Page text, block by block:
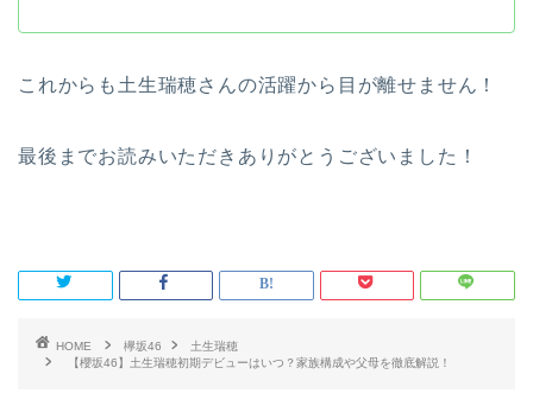
これからも土生瑞穂さんの活躍から目が離せません！
最後までお読みいただきありがとうございました！
HOME 欅坂46
土生瑞穂
【櫻坂46】土生瑞穂初期デビューはいつ？家族構成や父母を徹底解説！